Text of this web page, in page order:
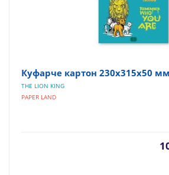
Куфарче картон 230х315х50
THE LION KING
PAPER LAND